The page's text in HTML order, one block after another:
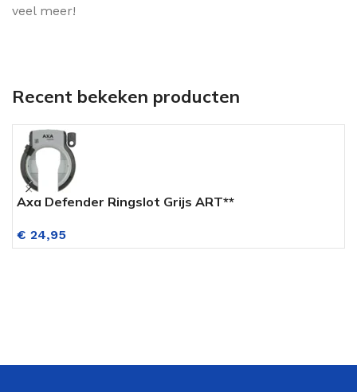
veel meer!
Recent bekeken producten
Axa Defender Ringslot Grijs ART**
€ 24,95